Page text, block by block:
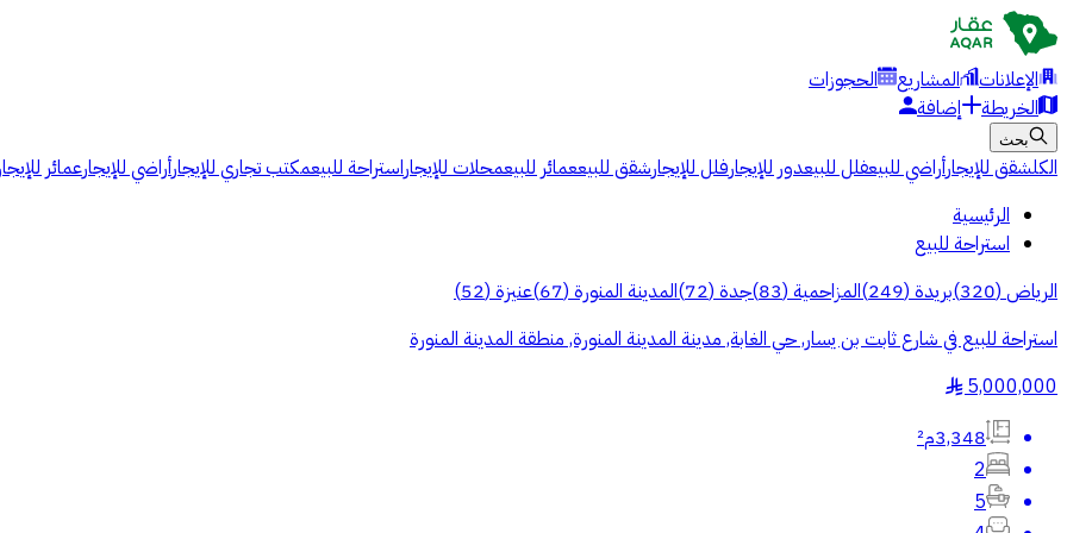
الإعلانات المشاريع
الحجوزات
الخريطة
إضافة
بحث
الكلشقق للإيجارأراضي للبيعفلل للبيعدور للإيجارفلل للإيجارشقق للبيععمائر للبيعمحلات للإيجاراستراحة للبيعمكتب تجاري للإيجارأراضي للإيجارعمائر للإيجار
الرئيسية
استراحة للبيع
الرياض(
320
)بريدة(
249
)المزاحمية(
83
)جدة(
72
)المدينة المنورة(
67
)عنيزة(
52
)
استراحة للبيع في شارع ثابت بن يسار, حي الغابة, مدينة المدينة المنورة, منطقة المدينة المنورة
5,000,000
§
3,348م²
2
5